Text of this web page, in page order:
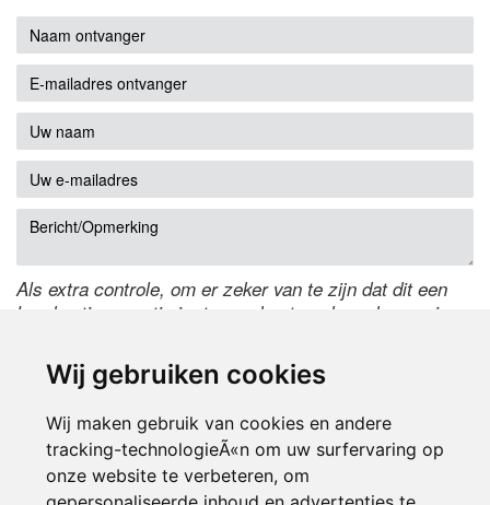
Wij gebruiken cookies
Wij maken gebruik van cookies en andere
tracking-technologieÃ«n om uw surfervaring op
onze website te verbeteren, om
Als extra controle, om er zeker van te zijn dat dit een
handmatige reactie is, typ onderstaande code over in
de code te wijzigen.